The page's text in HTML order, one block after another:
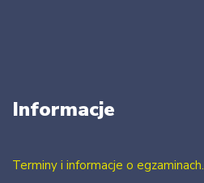
Informacje
Terminy i informacje o egzaminach.